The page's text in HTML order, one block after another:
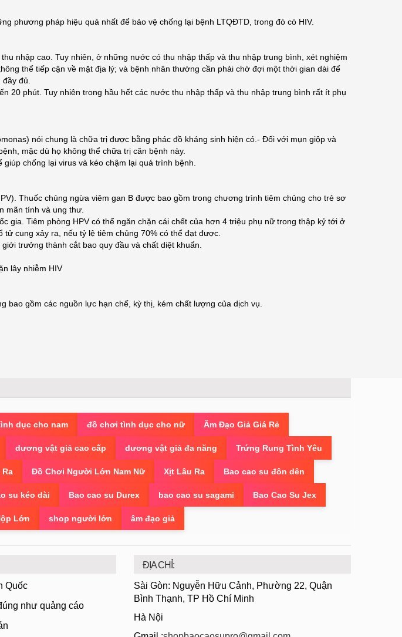
phương pháp hiệu quả nhất để bảo vệ chống lại bệnh LTQĐTD, trong đó có HIV.
nhập cao. Tuy nhiên, ở những nước có thu nhập thấp và thu nhập trung bình, xét nghiệm
thể tiếp cận về mặt địa lý; và bệnh nhân thường cần phải chờ đợi một thời gian dài để
đủ.
20 phút. Tuy nhiên trong hầu hết các nước thu nhập thấp và thu nhập trung bình rất ít phụ
nói chung là chữa trị được bằng phác đồ kháng sinh hiện có.- Đối với mụn giộp và
mặc dù họ không thể chữa trị căn bệnh này.
chống lại virus và kéo chậm lại quá trình bệnh.
Thuốc chủng ngừa viêm gan B được bao gồm trong chương trình tiêm chủng cho trẻ sơ
mãn tính và ung thư.
gia. Tiêm phòng HPV có thể ngăn chặn cái chết của hơn 4 triệu phụ nữ trong thập kỷ tới ở
cung xảy ra, nếu tỷ lệ tiêm chủng 70% có thể đạt được.
trưởng thành cắt bao quy đầu và chất diệt khuẩn.
lây nhiễm HIV
gồm các nguồn lực hạn chế, kỳ thị, kém chất lượng của dịch vụ.
dục cho nam đồ chơi tình dục cho nữ Âm Đạo Giả Giá Rẻ
dương vật giả cao cấp dương vật giả đa năng Trứng Rung Tình Yêu
Đồ Chơi Người Lớn Nam Nữ Xịt Lâu Ra Bao cao su đôn dên
su kéo dài Bao cao su Durex bao cao su sagami Bao Cao Su Jex
Lớn shop người lớn âm đạo giả
Quốc
như quảng cáo
ĐỊA CHỈ:
Sài Gòn: Nguyễn Hữu Cảnh, Phường 22, Quận
Bình Thạnh, TP Hồ Chí Minh
Hà Nội